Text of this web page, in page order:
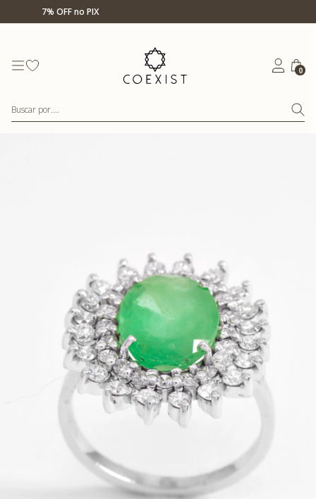
0
Buscar por....